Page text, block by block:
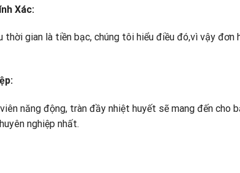
Xác:
thời gian là tiền bạc, chúng tôi hiểu điều đó,vì vậy đơn
năng động, tràn đầy nhiệt huyết sẽ mang đến cho
nghiệp nhất.